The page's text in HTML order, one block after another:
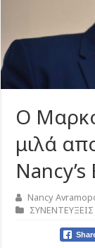
Ο
μιλά
Nancy
ΣΥΝΕΝΤΕΥΞΕΙΣ